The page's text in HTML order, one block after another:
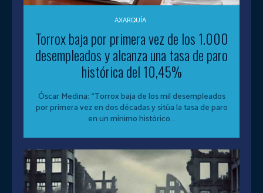
AXARQUÍA
Torrox baja por primera vez de los 1.000
desempleados y alcanza una tasa de paro
histórica del 10,45%
Óscar Medina: “Torrox baja de los mil desempleados
por primera vez en dos décadas y sitúa la tasa de paro
en un mínimo histórico...